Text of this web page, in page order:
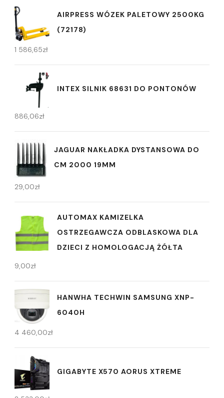
AIRPRESS WÓZEK PALETOWY 2500KG
(72178)
1 586,65zł
INTEX SILNIK 68631 DO PONTONÓW
886,06zł
JAGUAR NAKŁADKA DYSTANSOWA DO
CM 2000 19MM
29,00zł
AUTOMAX KAMIZELKA
OSTRZEGAWCZA ODBLASKOWA DLA
DZIECI Z HOMOLOGACJĄ ŻÓŁTA
9,00zł
HANWHA TECHWIN SAMSUNG XNP-
6040H
4 460,00zł
GIGABYTE X570 AORUS XTREME